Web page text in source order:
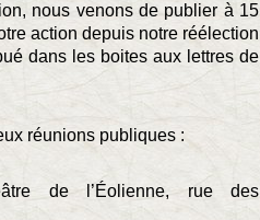
nous venons de publier à 15
action depuis notre réélection
dans les boites aux lettres de
réunions publiques :
de l’Éolienne, rue des